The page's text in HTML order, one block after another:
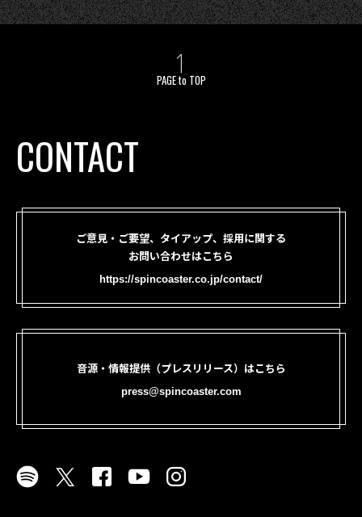
PAGE to TOP
CONTACT
ご意見・ご要望、タイアップ、採用に関する
お問い合わせはこちら
https://spincoaster.co.jp/contact/
音源・情報提供（プレスリリース）はこちら
press@spincoaster.com